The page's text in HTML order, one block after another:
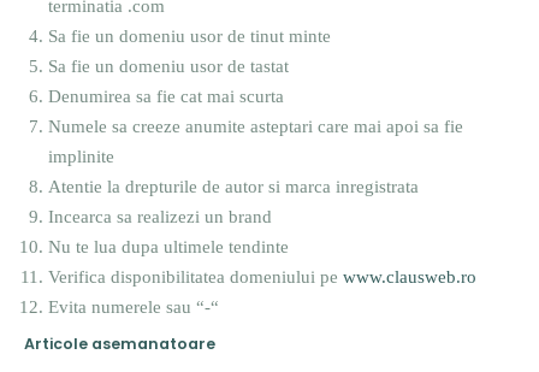
terminatia .com
Sa fie un domeniu usor de tinut minte
Sa fie un domeniu usor de tastat
Denumirea sa fie cat mai scurta
Numele sa creeze anumite asteptari care mai apoi sa fie
implinite
Atentie la drepturile de autor si marca inregistrata
Incearca sa realizezi un brand
Nu te lua dupa ultimele tendinte
Verifica disponibilitatea domeniului pe www.clausweb.ro
Evita numerele sau “-“
Articole asemanatoare